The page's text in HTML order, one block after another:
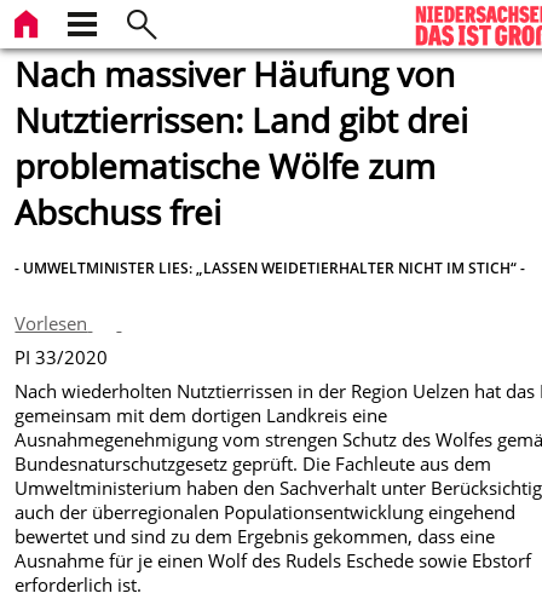
Nach massiver Häufung von
Nutztierrissen: Land gibt drei
problematische Wölfe zum
Abschuss frei
- UMWELTMINISTER LIES: „LASSEN WEIDETIERHALTER NICHT IM STICH“ -
Vorlesen
PI 33/2020
Nach wiederholten Nutztierrissen in der Region Uelzen hat das
gemeinsam mit dem dortigen Landkreis eine
Ausnahmegenehmigung vom strengen Schutz des Wolfes
Bundesnaturschutzgesetz geprüft. Die Fachleute aus dem
Umweltministerium haben den Sachverhalt unter
auch der überregionalen Populationsentwicklung eingehend
bewertet und sind zu dem Ergebnis gekommen, dass eine
Ausnahme für je einen Wolf des Rudels Eschede sowie Ebstorf
erforderlich ist.